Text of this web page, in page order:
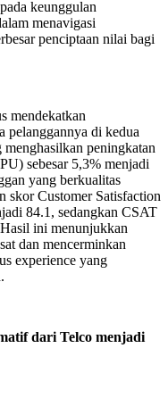
keunggulan
menavigasi
penciptaan nilai bagi
mendekatkan
pelanggannya di kedua
peningkatan
sebesar 5,3% menjadi
yang berkualitas
skor Customer Satisfaction
84.1, sedangkan CSAT
ini menunjukkan
dan mencerminkan
experience yang
dari Telco menjadi